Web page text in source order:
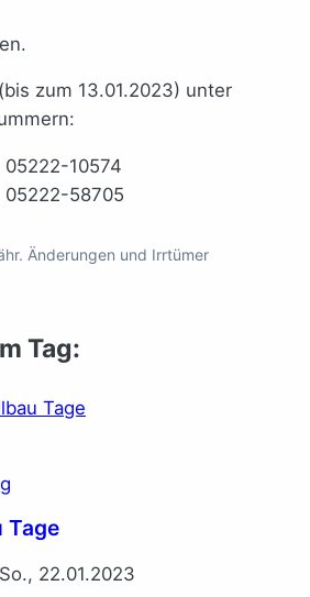
zum 13.01.2023) unter
10574
58705
Änderungen und Irrtümer
Tag:
Tage
22.01.2023